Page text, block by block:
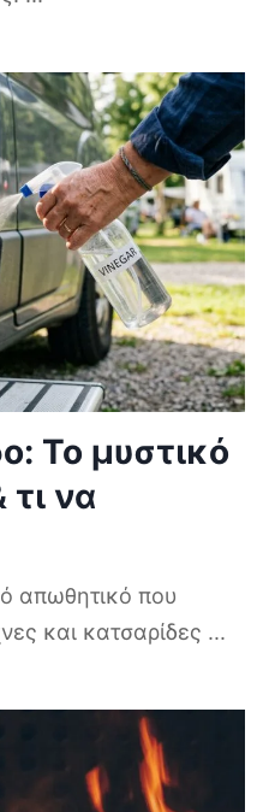
Το μυστικό
τι να
απωθητικό που
και κατσαρίδες ...